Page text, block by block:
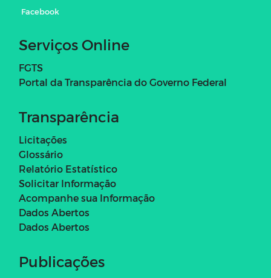
Facebook
Serviços Online
FGTS
Portal da Transparência do Governo Federal
Transparência
Licitações
Glossário
Relatório Estatístico
Solicitar Informação
Acompanhe sua Informação
Dados Abertos
Dados Abertos
Publicações